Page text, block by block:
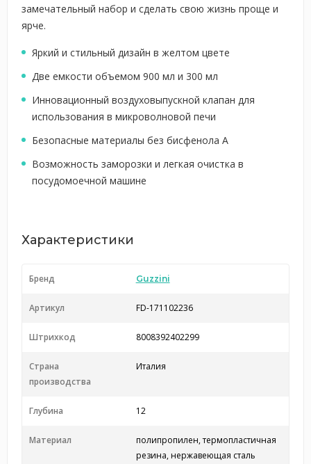
замечательный набор и сделать свою жизнь проще и
ярче.
Яркий и стильный дизайн в желтом цвете
Две емкости объемом 900 мл и 300 мл
Инновационный воздуховыпускной клапан для
использования в микроволновой печи
Безопасные материалы без бисфенола А
Возможность заморозки и легкая очистка в
посудомоечной машине
Характеристики
Бренд Guzzini
Артикул FD-171102236
Штрихкод 8008392402299
Страна
производства
Италия
Глубина 12
Материал
полипропилен, термопластичная
резина, нержавеющая сталь